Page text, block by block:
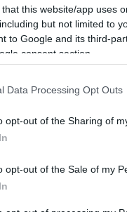
that this website/app uses
but not limited to
to Google and its third-
consent section.
Data Processing Opt Outs
opt-out of the Sharing of
opt-out of the Sale of my
στην
στη
ανάγκες
στην
της
Ευρώπη, η